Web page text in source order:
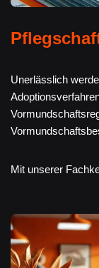
Unerlässlich
Mit unserer